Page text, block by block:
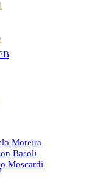
Moreira
Basoli
Moscardi